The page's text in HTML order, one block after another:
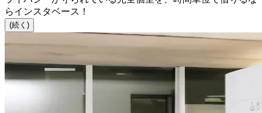
らインスタベース！
(続く)